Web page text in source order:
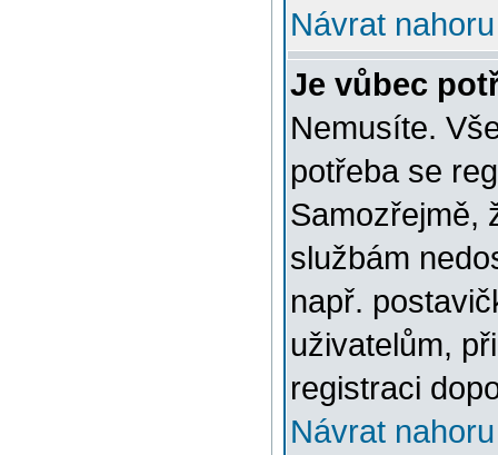
Návrat nahoru
Je vůbec
Nemusíte.
potřeba se
Samozřejmě,
službám
např.
uživatelům,
registraci
Návrat nahoru